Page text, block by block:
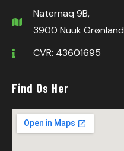
Naternaq 9B,
3900 Nuuk Grønland
CVR: 43601695
Find Os Her